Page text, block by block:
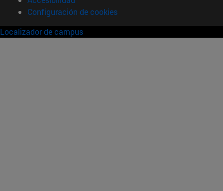
Configuración de cookies
Localizador de campus